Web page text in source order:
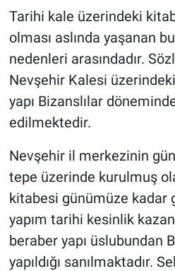
Tarihi kale üzerindeki
olması aslında yaşanan
nedenleri arasındadır.
Nevşehir Kalesi
yapı Bizanslılar
edilmektedir.
Nevşehir il merkezinin
tepe üzerinde kurulmuş
kitabesi günümüze kadar
yapım tarihi kesinlik
beraber yapı üslubundan
yapıldığı sanılmaktadır.